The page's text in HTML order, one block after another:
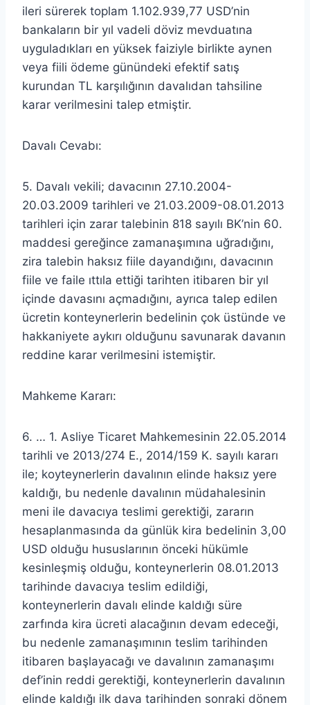
ileri sürerek toplam 1.102.939,77 USD’nin
bankaların bir yıl vadeli döviz mevduatına
uyguladıkları en yüksek faiziyle birlikte aynen
veya fiili ödeme günündeki efektif satış
kurundan TL karşılığının davalıdan tahsiline
karar verilmesini talep etmiştir.
Davalı Cevabı:
5. Davalı vekili; davacının 27.10.2004-
20.03.2009 tarihleri ve 21.03.2009-08.01.2013
tarihleri için zarar talebinin 818 sayılı BK’nin 60.
maddesi gereğince zamanaşımına uğradığını,
zira talebin haksız fiile dayandığını, davacının
fiile ve faile ıttıla ettiği tarihten itibaren bir yıl
içinde davasını açmadığını, ayrıca talep edilen
ücretin konteynerlerin bedelinin çok üstünde ve
hakkaniyete aykırı olduğunu savunarak davanın
reddine karar verilmesini istemiştir.
Mahkeme Kararı:
6. … 1. Asliye Ticaret Mahkemesinin 22.05.2014
tarihli ve 2013/274 E., 2014/159 K. sayılı kararı
ile; koyteynerlerin davalının elinde haksız yere
kaldığı, bu nedenle davalının müdahalesinin
meni ile davacıya teslimi gerektiği, zararın
hesaplanmasında da günlük kira bedelinin 3,00
USD olduğu hususlarının önceki hükümle
kesinleşmiş olduğu, konteynerlerin 08.01.2013
tarihinde davacıya teslim edildiği,
konteynerlerin davalı elinde kaldığı süre
zarfında kira ücreti alacağının devam edeceği,
bu nedenle zamanaşımının teslim tarihinden
itibaren başlayacağı ve davalının zamanaşımı
def’inin reddi gerektiği, konteynerlerin davalının
elinde kaldığı ilk dava tarihinden sonraki dönem